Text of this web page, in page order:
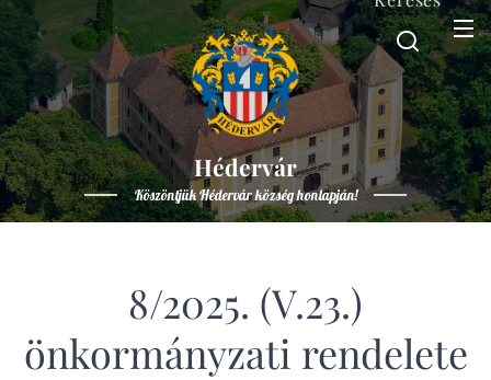
Hédervár
Köszöntjük Hédervár község honlapján!
8/2025. (V.23.)
önkormányzati rendelete